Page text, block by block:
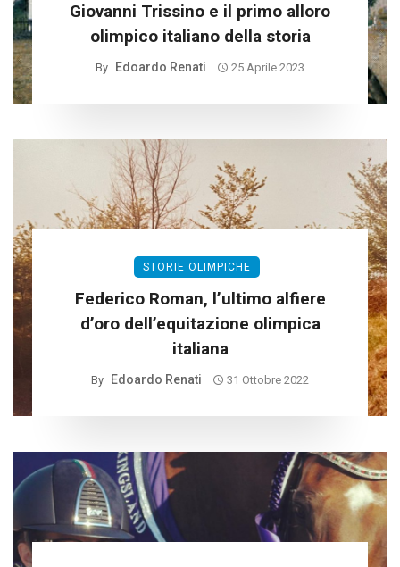
Giovanni Trissino e il primo alloro
olimpico italiano della storia
By Edoardo Renati 25 Aprile 2023
STORIE OLIMPICHE
Federico Roman, l’ultimo alfiere
d’oro dell’equitazione olimpica
italiana
By Edoardo Renati 31 Ottobre 2022